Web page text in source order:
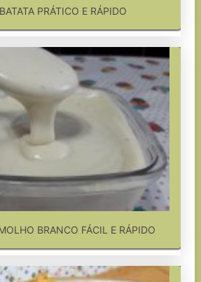
PRÁTICO E RÁPIDO
BRANCO FÁCIL E RÁPIDO